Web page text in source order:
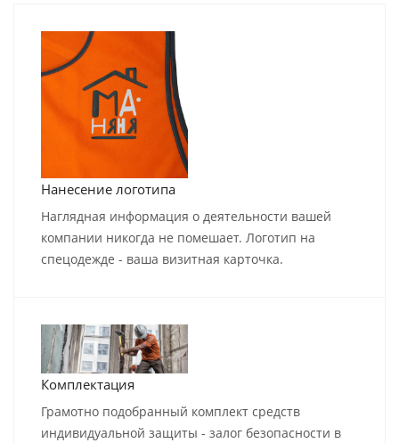
Нанесение логотипа
Наглядная информация о деятельности вашей
компании никогда не помешает. Логотип на
спецодежде - ваша визитная карточка.
Комплектация
Грамотно подобранный комплект средств
индивидуальной защиты - залог безопасности в